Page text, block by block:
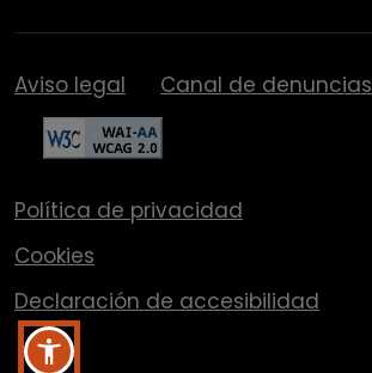
Aviso legal Canal de denuncias
Política de privacidad
Cookies
Declaración de accesibilidad